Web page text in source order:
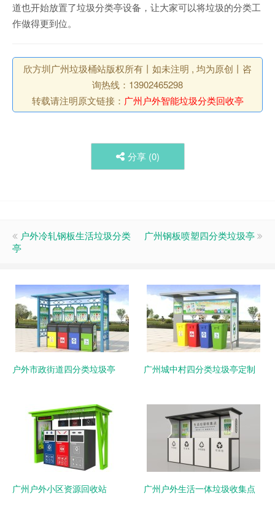
道也开始放置了垃圾分类亭设备，让大家可以将垃圾的分类工
作做得更到位。
欣方圳广州垃圾桶站版权所有丨如未注明 , 均为原创丨咨
询热线：13902465298
转载请注明原文链接： 广州户外智能垃圾分类回收亭
分享 (0)
户外冷轧钢板生活垃圾分类
亭
广州钢板喷塑四分类垃圾亭
户外市政街道四分类垃圾亭 广州城中村四分类垃圾亭定制
广州户外小区资源回收站 广州户外生活一体垃圾收集点